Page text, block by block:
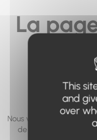
La
vous
Nous vous invitons à
de page, ou à utiliser
This
and
over